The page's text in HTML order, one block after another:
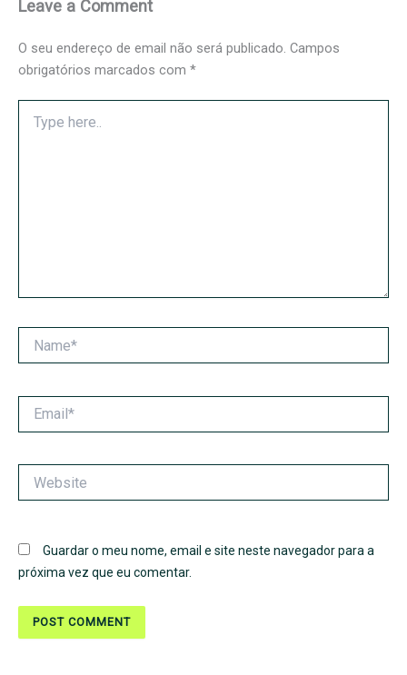
Leave a Comment
O seu endereço de email não será publicado. Campos
obrigatórios marcados com *
here..
Guardar o meu nome, email e site neste navegador para a
próxima vez que eu comentar.